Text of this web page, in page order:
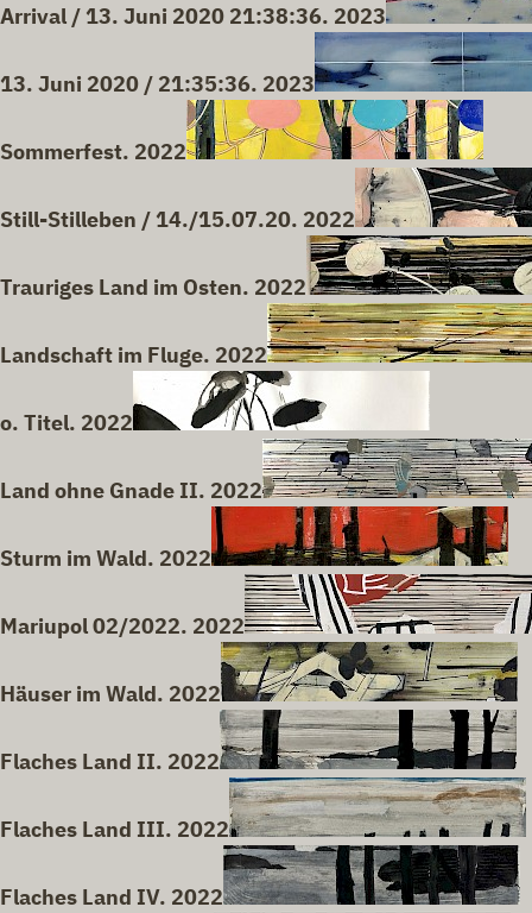
Arrival / 13. Juni 2020 21:38:36. 2023
13. Juni 2020 / 21:35:36. 2023
Sommerfest. 2022
Still-Stilleben / 14./15.07.20. 2022
Trauriges Land im Osten. 2022
Landschaft im Fluge. 2022
o. Titel. 2022
Land ohne Gnade II. 2022
Sturm im Wald. 2022
Mariupol 02/2022. 2022
Häuser im Wald. 2022
Flaches Land II. 2022
Flaches Land III. 2022
Flaches Land IV. 2022